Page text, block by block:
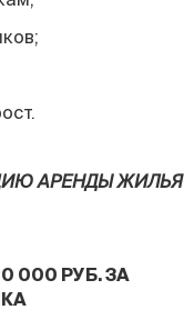
АРЕНДЫ ЖИЛЬЯ
000 РУБ. ЗА